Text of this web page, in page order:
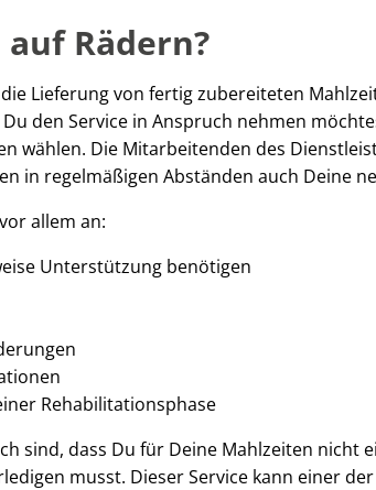
auf Rädern?
Lieferung von fertig zubereiteten
den Service in Anspruch nehmen
wählen. Die Mitarbeitenden des
in regelmäßigen Abständen auch Deine
allem an:
Unterstützung benötigen
Rehabilitationsphase
sind, dass Du für Deine Mahlzeiten nicht
musst. Dieser Service kann einer